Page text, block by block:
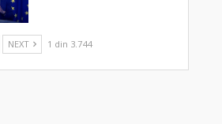
NEXT 1 din 3.744